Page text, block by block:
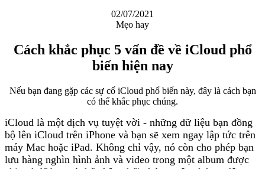
02/07/2021
Mẹo hay
Cách khắc phục 5 vấn đề về iCloud phổ
biến hiện nay
Nếu bạn đang gặp các sự cố iCloud phổ biến này, đây là cách bạn
có thể khắc phục chúng.
iCloud là một dịch vụ tuyệt vời - những dữ liệu bạn đồng
bộ lên iCloud trên iPhone và bạn sẽ xem ngay lập tức trên
máy Mac hoặc iPad. Không chỉ vậy, nó còn cho phép bạn
lưu hàng nghìn hình ảnh và video trong một album được